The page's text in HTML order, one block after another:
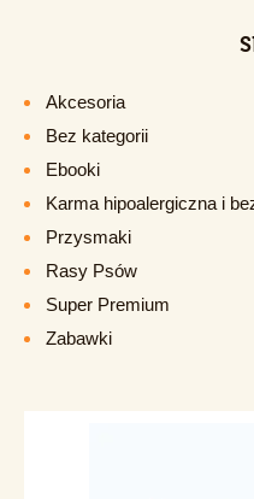
Akcesoria
Bez kategorii
Ebooki
Karma hipoalergiczna i
Przysmaki
Rasy Psów
Super Premium
Zabawki